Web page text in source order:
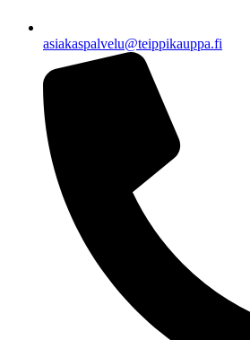
asiakaspalvelu@teippikauppa.fi